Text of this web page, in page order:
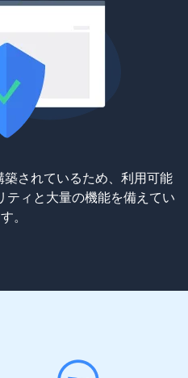
されているため、利用可能
ティと大量の機能を備えてい
。